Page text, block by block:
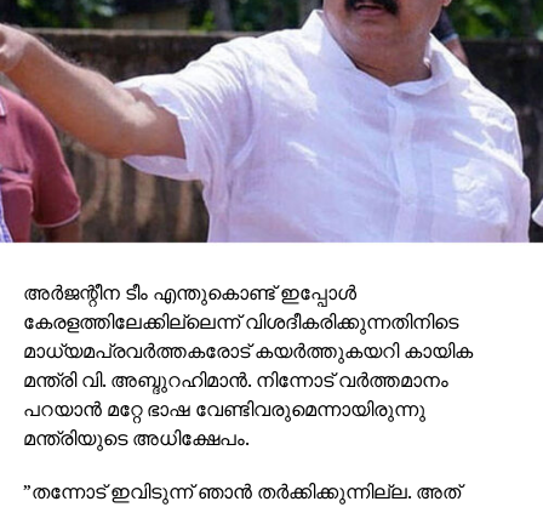
ഇപ്പോൾ ദുബൈ യിൽ ജോലി ചെയ്യുന്നു. അവരുടെ
ഭർത്താവ് Mr റഷീദ് റഹിം ദുബൈ യിൽ തന്നെ സേഫ്റ്റി
എഞ്ചിനീയർ ആണ്. ഇളയ സഹോദരൻ ഷെഫീൻ
റായ്ബറേലിയിലെ രാജീവ് ഗാന്ധി നാഷണൽ
ഏവിയേഷൻ യൂണിവേഴ്സിറ്റിയിൽ എയർപോർട്ട്
മാനേജ്മെന്റിൽ ഡിപ്ലോമ പാസ്സായി ഡൽഹിയിലെ
ഇന്ദിര ഗാന്ധി ഇന്റർനാഷണൽ എയർപോർട്ടിൽ
ഇന്റേൺഷിപ് ചെയ്യുന്നു.
അര്‍ജന്റീന ടീം എന്തുകൊണ്ട് ഇപ്പോള്‍
കേരളത്തിലേക്കില്ലെന്ന് വിശദീകരിക്കുന്നതിനിടെ
മാധ്യമപ്രവര്‍ത്തകരോട് കയര്‍ത്തുകയറി കായിക
മന്ത്രി വി. അബ്ദുറഹിമാന്‍. നിന്നോട് വര്‍ത്തമാനം
പറയാന്‍ മറ്റേ ഭാഷ വേണ്ടിവരുമെന്നായിരുന്നു
മന്ത്രിയുടെ അധിക്ഷേപം.
”തന്നോട് ഇവിടുന്ന് ഞാന്‍ തര്‍ക്കിക്കുന്നില്ല. അത്